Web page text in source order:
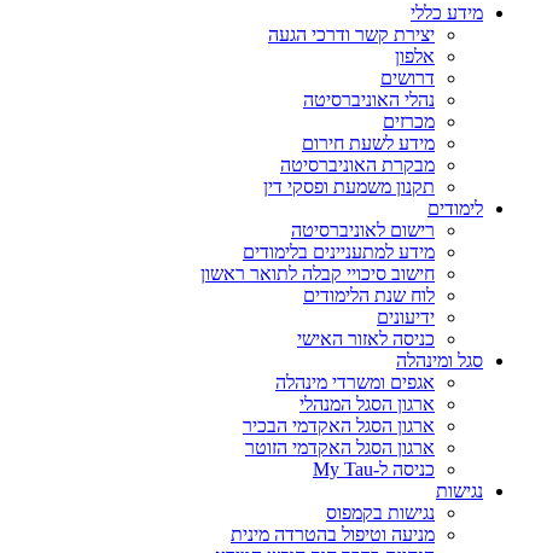
מידע כללי
יצירת קשר ודרכי הגעה
אלפון
דרושים
נהלי האוניברסיטה
מכרזים
מידע לשעת חירום
מבקרת האוניברסיטה
תקנון משמעת ופסקי דין
לימודים
רישום לאוניברסיטה
מידע למתעניינים בלימודים
חישוב סיכויי קבלה לתואר ראשון
לוח שנת הלימודים
ידיעונים
כניסה לאזור האישי
סגל ומינהלה
אגפים ומשרדי מינהלה
ארגון הסגל המנהלי
ארגון הסגל האקדמי הבכיר
ארגון הסגל האקדמי הזוטר
כניסה ל-My Tau
נגישות
נגישות בקמפוס
מניעה וטיפול בהטרדה מינית